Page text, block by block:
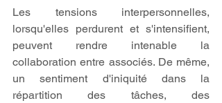
Les tensions interpersonnelles,
lorsqu'elles perdurent et s'intensifient,
peuvent rendre intenable la
collaboration entre associés. De même,
un sentiment d'iniquité dans la
répartition des tâches, des